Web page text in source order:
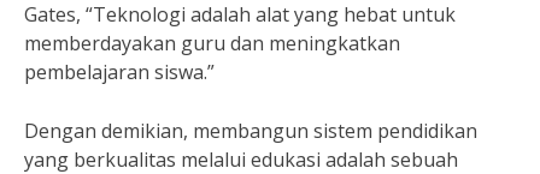
Gates, “Teknologi adalah alat yang hebat untuk
memberdayakan guru dan meningkatkan
pembelajaran siswa.”
Dengan demikian, membangun sistem pendidikan
yang berkualitas melalui edukasi adalah sebuah